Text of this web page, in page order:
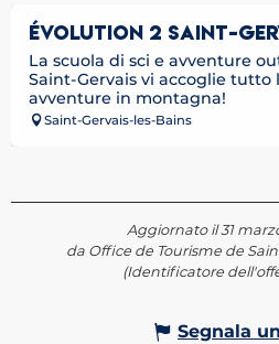
ÉVOLUTION 2 SAINT-
La scuola di sci e avventure
Saint-Gervais vi accoglie tutto
avventure in montagna!
Saint-Gervais-les-Bains
Aggiornato il 31
da Office de Tourisme de
(Identificatore
Segnala